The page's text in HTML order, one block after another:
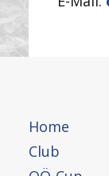
Home
Club